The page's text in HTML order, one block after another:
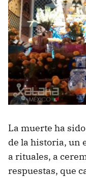
La muerte ha
de la historia, un
a rituales, a
respuestas, que